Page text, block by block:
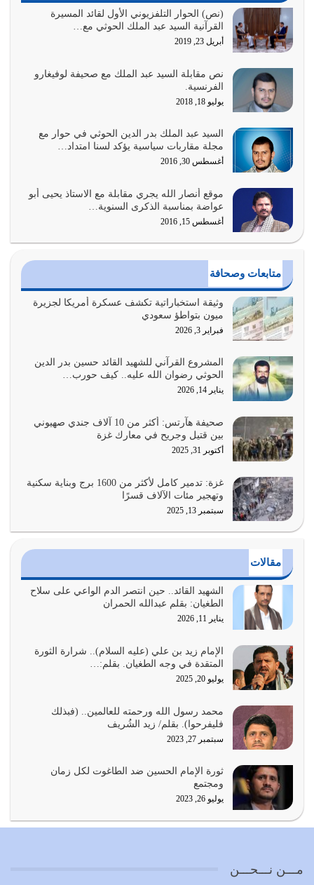
السبب الرئيسي لشقاء الأمة الابتعاد عن كتاب الله والتعدي
لحدود الله بالإضافات للدين
أغسطس 1, 2026
أبرز أسباب الشقاء هو الإعراض عن ذكر الله وعن هدى الله
المتمثل في القرآن الكريم
يوليو 31, 2026
أولياء الشيطان كلما كانوا أكثر ولاءً وطاعة للشيطان كلما كانوا
أكثر ضعفاً
يوليو 30, 2026
وعد الله تعالى من يُقتل في سبيله بالحياة الأبدية والرزق
والاستبشار والنجاة والخلود في…
يوليو 29, 2026
القرآن الكريم هو أهم مصدر لمعرفة رسول الله معرفة سيرته
معرفة شخصيته معرفة عظمته
يوليو 28, 2026
هل نحن من الصالحين؟ قيِّم نفسك هنا اترك القرآن على أصله
وأعرض نفسك، وأعرض ما لديك على…
يوليو 27, 2026
عندما يكون عدوك هو عدو الله معناه أن تكون نقاط الضعف
فيه كثيرة وسينصرك الله عليه إذا…
يوليو 26, 2026
أراد الله لهذه الأمة ان تكون خير امة أخرجت للناس بالنهوض
بالأمر بالمعروف والنهي عن…
يوليو 25, 2026
الدين الذي شرعه الله لا يجوز أن يخضع لآرائنا وأهوائنا
أي أمة تتفرق في الدين وتتفرق في كيانها معناه أنها أصبحت
أمة عاجزة عن النهوض…
يوليو 23, 2026
بحبل الله جميعاً وليس كل…
يوليو 22, 2026
يشاء ويذل من يشاء
يوليو 21, 2026
كل زمان…
يوليو 19, 2026
الوظيفة عبارة عن مسؤولية يجب النهوض بها كما ينبغي لكي
(نص) الحوار التلفزيوني الأول لقائد المسيرة
القرآنية السيد عبد الملك الحوثي مع…
أبريل 23, 2019
نص مقابلة السيد عبد الملك مع صحيفة لوفيغارو
الفرنسية.
يوليو 18, 2018
السيد عبد الملك بدر الدين الحوثي في حوار مع
مجلة مقاربات سياسية يؤكد لسنا امتداد…
أغسطس 30, 2016
موقع أنصار الله يجري مقابلة مع الاستاذ يحيى أبو
عواضة بمناسبة الذكرى السنوية…
أغسطس 15, 2016
متابعات وصحافة
وثيقة استخباراتية تكشف عسكرة أمريكا لجزيرة
ميون بتواطؤ سعودي
فبراير 3, 2026
المشروع القرآني للشهيد القائد حسين بدر الدين
الحوثي رضوان الله عليه.. كيف حورب…
يناير 14, 2026
صحيفة هآرتس: أكثر من 10 آلاف جندي صهيوني
بين قتيل وجريح في معارك غزة
أكتوبر 31, 2025
غزة: تدمير كامل لأكثر من 1600 برج وبناية سكنية
وتهجير مئات الآلاف قسرًا
سبتمبر 13, 2025
مقالات
الشهيد القائد.. حين انتصر الدم الواعي على سلاح
الطغيان: بقلم عبدالله الحمران
يناير 11, 2026
الإمام زيد بن علي (عليه السلام).. شرارة الثورة
المتقدة في وجه الطغيان. بقلم:…
يوليو 20, 2025
محمد رسول الله ورحمته للعالمين.. (فبذلك
فليفرحوا). بقلم/ زيد الشُريف
سبتمبر 27, 2023
ثورة الإمام الحسين ضد الطاغوت لكل زمان
ومجتمع
يوليو 26, 2023
مـــن نـــحـــن